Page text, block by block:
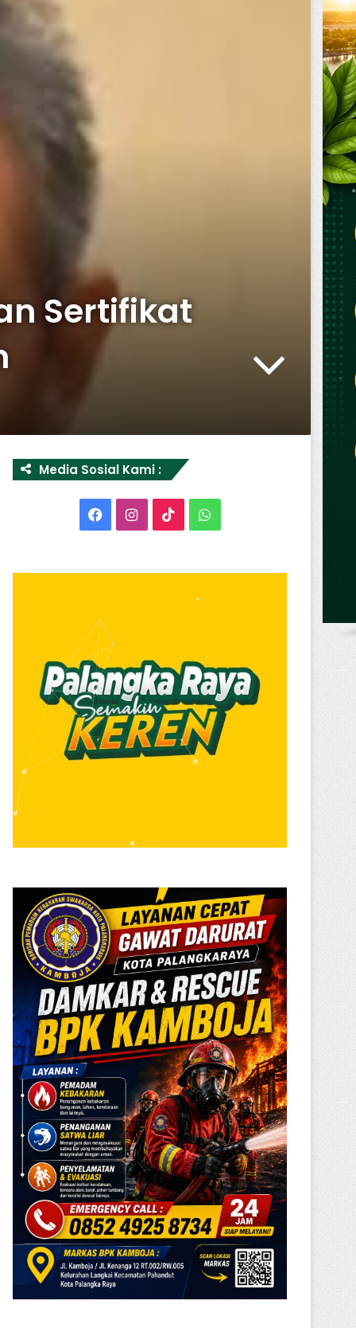
Sertifikat
Media Sosial Kami :
FacebookInstagram
TikTokWhatsApp